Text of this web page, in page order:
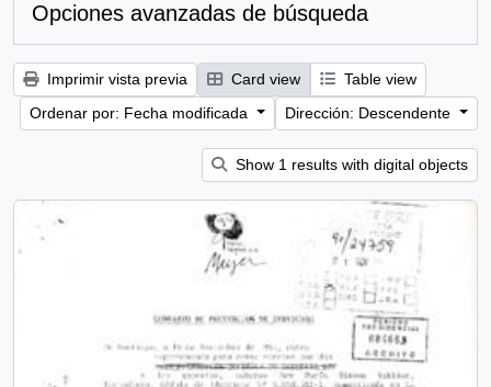
Opciones avanzadas de búsqueda
Imprimir vista previa Card view
Table view
Ordenar por: Fecha modificada
Dirección: Descendente
Show 1 results with digital objects